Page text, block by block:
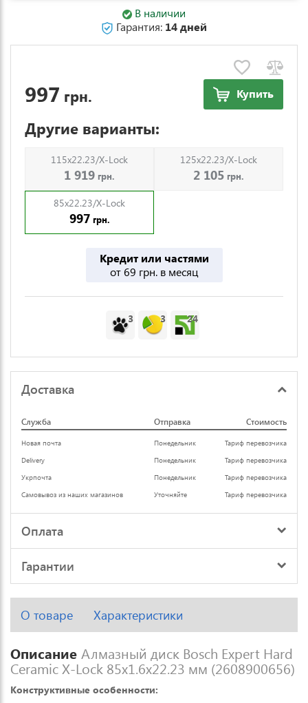
В наличии
Гарантия: 14 дней
997 грн. Купить
Другие варианты:
115x22.23/X-Lock
1 919 грн.
125x22.23/X-Lock
2 105 грн.
85x22.23/X-Lock
997грн.
Кредит или частями
от 69 грн. в месяц
3 3 24
Доставка
Служба Отправка Стоимость
Новая почта Понедельник
Тариф перевозчика
Delivery
Понедельник
Тариф перевозчика
Укрпочта
Понедельник
Тариф перевозчика
Самовывоз из наших магазинов
Уточняйте Тариф перевозчика
Оплата
Гарантии
О товаре Характеристики
Описание Алмазный диск Bosch Expert Hard
Ceramic X-Lock 85x1.6x22.23 мм (2608900656)
Конструктивные особенности: